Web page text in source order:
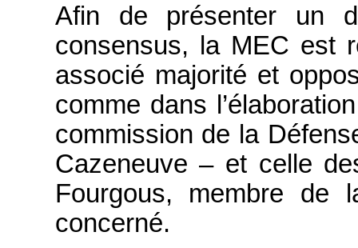
Afin de présenter un
consensus, la MEC est
associé majorité et
comme dans
commission de la
Cazeneuve – et celle
Fourgous, membre de
concerné.